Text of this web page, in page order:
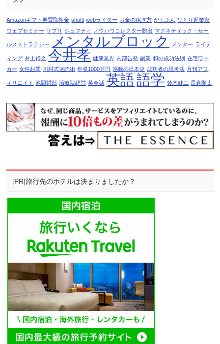
Amazonギフト券買取換金 shufti webライター お金の稼ぎ方 がくぶん ひとり起業家
ウェブセミナー サプリ シュフティ ノウハウコレクター脱出 マグネティック・セー
ルスストラテジー メンタルブロック メンター ライテ
ィング 井上裕之 今井孝 健康業界 内部告発 副業 和の成功法則 在宅ワー
カー 女性起業 川村式速読術 年収1000万円 感動の日本史 成功者の思考法 月刊アフ
ィリエイト 池間哲郎 治療院経営 英会話 英語語学 鈴木健二 長倉顕太
[PR]旅行先のホテルは決まりましたか？